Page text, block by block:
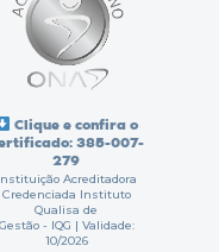
Clique e confira o
385-007-
279
Acreditadora
Credenciada Instituto
Qualisa de
Gestão - IQG | Validade:
10/2026